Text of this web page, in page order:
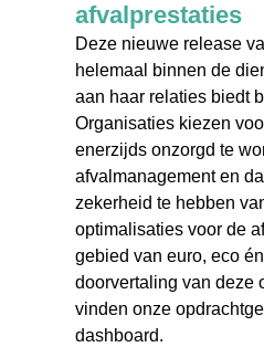
afvalprestaties
Deze nieuwe release
helemaal binnen de
aan haar relaties biedt
Organisaties kiezen
enerzijds onzorgd te
afvalmanagement en
zekerheid te hebben
optimalisaties voor de
gebied van euro, eco
doorvertaling van deze
vinden onze
dashboard.